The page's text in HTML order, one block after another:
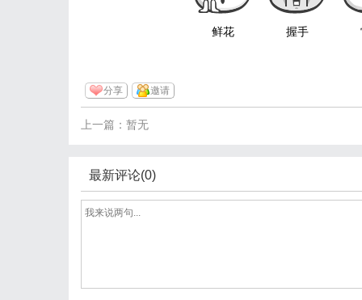
鲜花 握手
分享 邀请
上一篇：暂无
最新评论(0)